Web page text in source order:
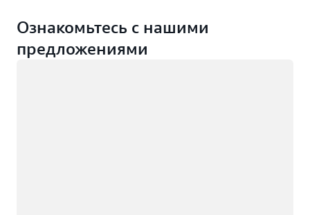
Ознакомьтесь с нашими
предложениями